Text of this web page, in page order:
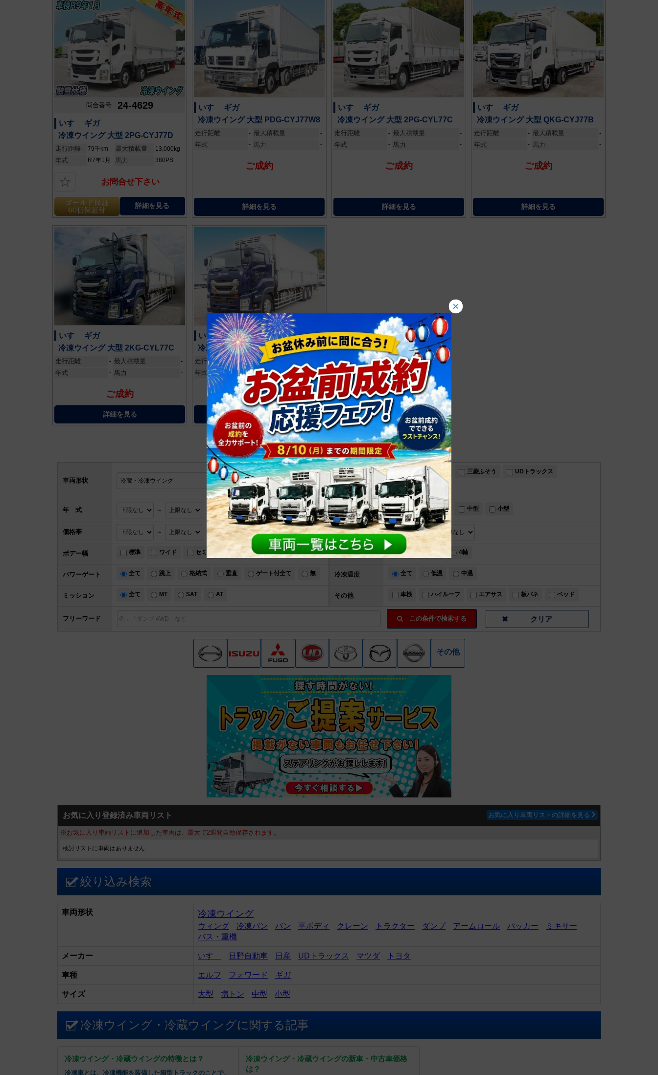
問合番号 24-4629
いすゞ ギガ
冷凍ウイング 大型 2PG-CYJ77D
走行距離 79千km 最大積載量 13,000kg
年式 R7年1月 馬力 380PS
☆ お問合せ下さい
詳細を見る
いすゞ ギガ
冷凍ウイング 大型 PDG-CYJ77W8
走行距離 - 最大積載量 -
年式 - 馬力 -
ご成約
詳細を見る
いすゞ ギガ
冷凍ウイング 大型 2PG-CYL77C
走行距離 - 最大積載量 -
年式 - 馬力 -
ご成約
詳細を見る
いすゞ ギガ
冷凍ウイング 大型 QKG-CYJ77B
走行距離 - 最大積載量 -
年式 - 馬力 -
ご成約
詳細を見る
いすゞ ギガ
冷凍ウイング 大型 2KG-CYL77C
走行距離 - 最大積載量 -
年式 - 馬力 -
ご成約
詳細を見る
いすゞ ギガ
冷凍ウイング 大型 2KG-CYL77C
走行距離 - 最大積載量
年式 - 馬力 -
ご成約
詳細を見る
中古トラック車両一覧：10台中 1台目から10台目を表示
車両形状
サイズ 大型 増トン 中型 小型
価格帯 ～
フリーワード この条件で検索する
メーカー
いすゞ 三菱ふそう UDトラックス
その他
年 式 ～ 高年式
走行距離 ～
ボデー幅 標準 ワイド セミワイド 車 軸 全て 4軸
パワーゲート 全て 跳上 格納式 垂直 ゲート付全て 無 冷凍温度 全て 低温 中温
ミッション 全て MT SAT AT その他 車検 ハイルーフ エアサス 板バネ ベッド
その他
お気に入り登録済み車両リスト お気に入り車両リストの詳細を見る
※お気に入り車両リストに追加した車両は、最大で2週間自動保存されます。
検討リストに車両はありません
絞り込み検索
車両形状 冷凍ウイング
ウィング 冷凍バン バン 平ボディ クレーン トラクター ダンプ アームロール パッカー
ミキサー
バス・重機
メーカー いすゞ 日野自動車 日産 UDトラックス マツダ トヨタ
車種 エルフ フォワード ギガ
サイズ 大型 増トン 中型 小型
冷凍ウイング・冷蔵ウイングに関する記事
冷凍ウイング・冷蔵ウイングの特徴とは？
冷凍車とは、冷凍機能を装備した箱型トラックのことで、
冷凍ウイング・冷蔵ウイングの新車・中古車価格
は？